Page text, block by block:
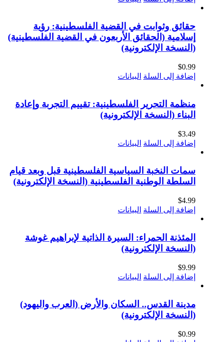
حقائق وثوابت في القضية الفلسطينية: رؤية
إسلامية (الحقائق الأربعون في القضية الفلسطينية)
(النسخة الإلكترونية)
$0.99
إضافة إلى السلة البيانات
منظمة التحرير الفلسطينية: تقييم التجربة وإعادة
البناء (النسخة الإلكترونية)
$3.49
إضافة إلى السلة البيانات
سمات النخبة السياسية الفلسطينية قبل وبعد قيام
السلطة الوطنية الفلسطينية (النسخة الإلكترونية)
$4.99
إضافة إلى السلة البيانات
المئذنة الحمراء: السيرة الذاتية لإبراهيم غوشة
(النسخة الإلكترونية)
$9.99
إضافة إلى السلة البيانات
مدينة القدس.. السكان والأرض (العرب واليهود)
(النسخة الإلكترونية)
$0.99